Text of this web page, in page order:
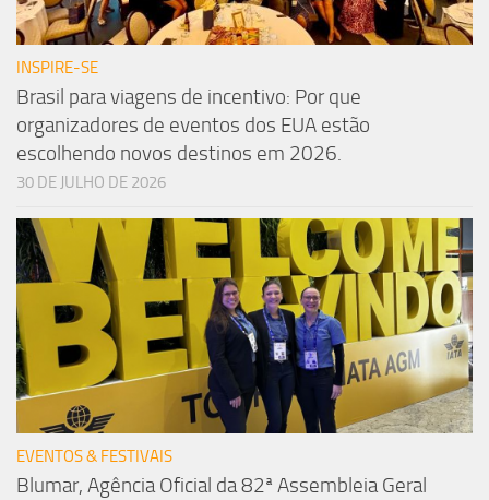
INSPIRE-SE
Brasil para viagens de incentivo: Por que
organizadores de eventos dos EUA estão
escolhendo novos destinos em 2026.
30 DE JULHO DE 2026
EVENTOS & FESTIVAIS
Blumar, Agência Oficial da 82ª Assembleia Geral